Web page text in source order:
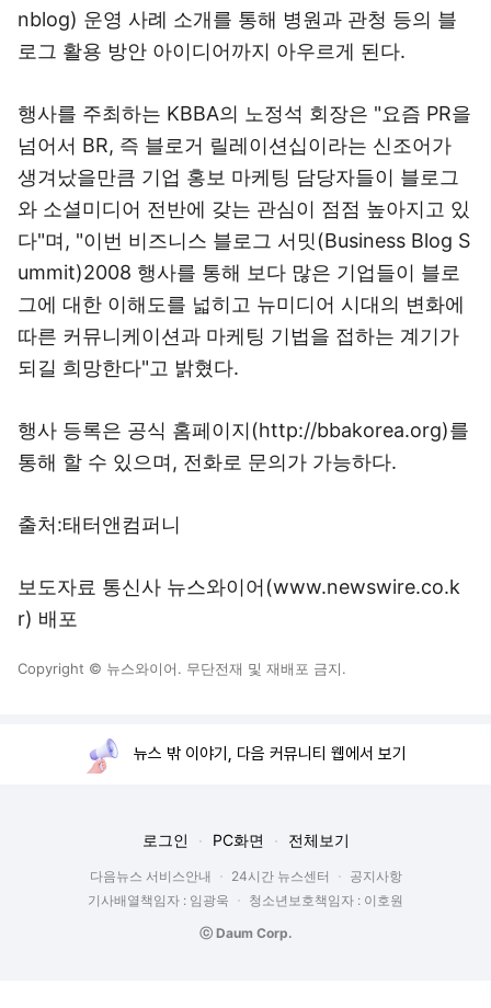
nblog) 운영 사례 소개를 통해 병원과 관청 등의 블
로그 활용 방안 아이디어까지 아우르게 된다.
행사를 주최하는 KBBA의 노정석 회장은 "요즘 PR을
넘어서 BR, 즉 블로거 릴레이션십이라는 신조어가
생겨났을만큼 기업 홍보 마케팅 담당자들이 블로그
와 소셜미디어 전반에 갖는 관심이 점점 높아지고 있
다"며, "이번 비즈니스 블로그 서밋(Business Blog S
ummit)2008 행사를 통해 보다 많은 기업들이 블로
그에 대한 이해도를 넓히고 뉴미디어 시대의 변화에
따른 커뮤니케이션과 마케팅 기법을 접하는 계기가
되길 희망한다"고 밝혔다.
행사 등록은 공식 홈페이지(http://bbakorea.org)를
통해 할 수 있으며, 전화로 문의가 가능하다.
출처:태터앤컴퍼니
보도자료 통신사 뉴스와이어(www.newswire.co.k
r) 배포
Copyright © 뉴스와이어. 무단전재 및 재배포 금지.
뉴스 밖 이야기, 다음 커뮤니티 웹에서 보기
로그인 PC화면 전체보기
다음뉴스 서비스안내 24시간 뉴스센터
공지사항
기사배열책임자 : 임광욱
청소년보호책임자 : 이호원
ⓒ Daum Corp.